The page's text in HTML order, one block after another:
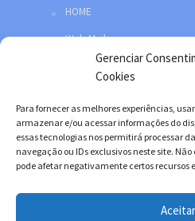
Gerenciar
Cookies
Para fornecer as melhores experiências,
armazenar e/ou acessar informações do
essas tecnologias nos permitirá processar
navegação ou IDs exclusivos neste site.
pode afetar negativamente certos recursos
Aceitar
HOME
Web Mail
Política de privacidade
Facebook
Twitter
YouTube
Instagram